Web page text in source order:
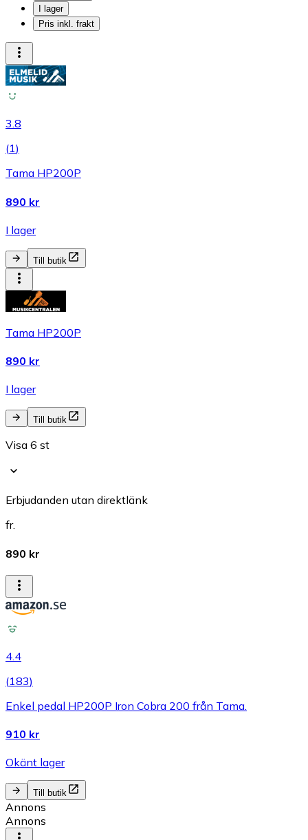
I lager
Pris inkl. frakt
3.8
(1)
Tama HP200P
890 kr
I lager
Till butik
Tama HP200P
890 kr
I lager
Till butik
Visa 6 st
Erbjudanden utan direktlänk
fr.
890 kr
4.4
(183)
Enkel pedal HP200P Iron Cobra 200 från Tama.
910 kr
Okänt lager
Till butik
Annons
Annons